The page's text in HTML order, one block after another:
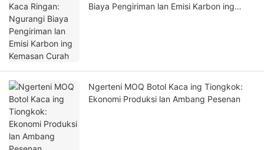
Biaya Pengiriman lan Emisi Karbon ing
Ngerteni MOQ Botol Kaca ing Tiongkok:
Ekonomi Produksi lan Ambang Pesenan